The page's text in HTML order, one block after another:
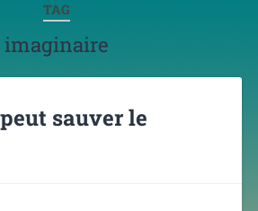
TAG
imaginaire
sauver le